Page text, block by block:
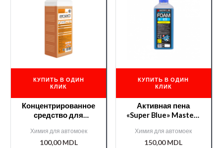
КУПИТЬ В ОДИН
КЛИК
Концентрированное
средство для
мойки Полихром
2020 (Актившаум 44),
Химия для автомоек
100,00MDL
КУПИТЬ В ОДИН
КЛИК
Активная пена
«Super Blue» Masters
Химия для автомоек
150,00MDL